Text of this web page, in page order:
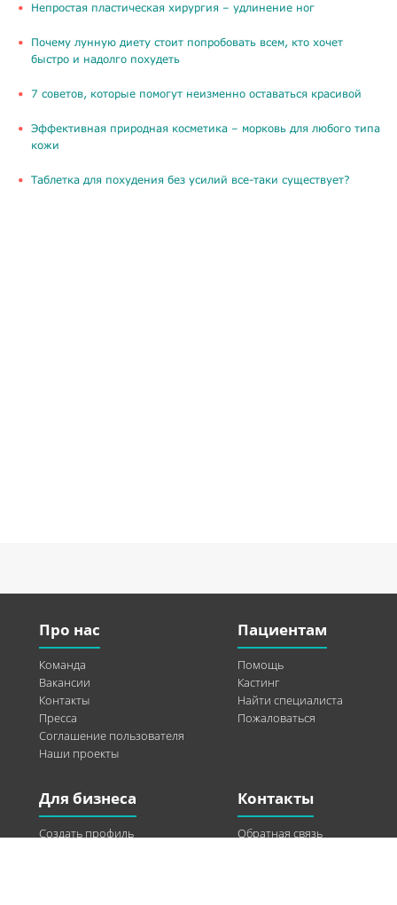
​Непростая пластическая хирургия – удлинение ног
Почему лунную диету стоит попробовать всем, кто хочет
быстро и надолго похудеть
​7 советов, которые помогут неизменно оставаться красивой
​Эффективная природная косметика – морковь для любого типа
кожи
Таблетка для похудения без усилий все-таки существует?
Про нас
Команда
Вакансии
Контакты
Пресса
Соглашение пользователя
Наши проекты
Пациентам
Помощь
Кастинг
Найти специалиста
Пожаловаться
Для бизнеса
Создать профиль
Контакты
Обратная связь